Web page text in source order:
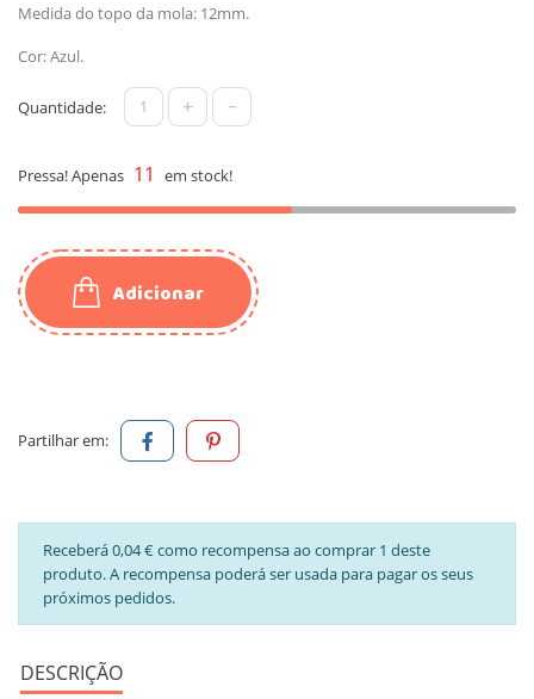
Medida do topo da mola: 12mm.
Cor: Azul.
Quantidade: + -
Pressa! Apenas 11 em stock!
Adicionar
Partilhar em:
Receberá 0,04 € como recompensa ao comprar 1 deste
produto. A recompensa poderá ser usada para pagar os seus
próximos pedidos.
DESCRIÇÃO